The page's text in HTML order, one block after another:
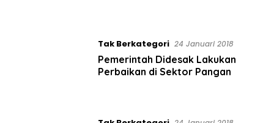
Tak Berkategori 24 Januari 2018
Pemerintah Didesak Lakukan
Perbaikan di Sektor Pangan